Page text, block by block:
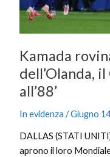
Kamada
dell’Olanda,
all’88’
In evidenza /Giugno
DALLAS (STATI
aprono il loro
2-